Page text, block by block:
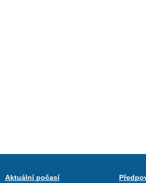
Aktuální počasí